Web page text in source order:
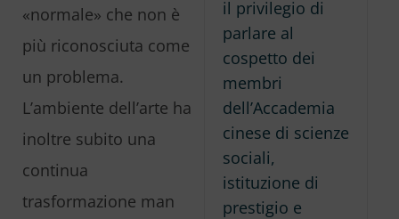
«normale» che non è
più riconosciuta come
un problema.
L’ambiente dell’arte ha
inoltre subito una
continua
trasformazione man
il privilegio di
parlare al
cospetto dei
membri
dell’Accademia
cinese di scienze
sociali,
istituzione di
prestigio e